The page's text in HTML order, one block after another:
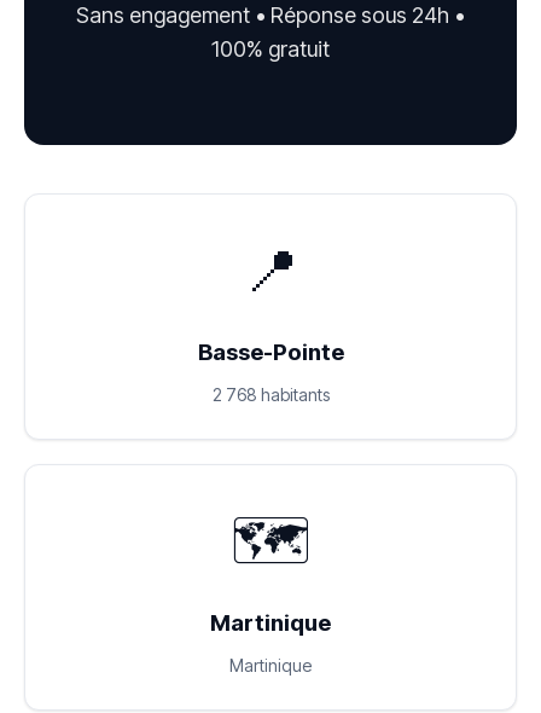
Sans engagement • Réponse sous 24h •
100% gratuit
📍
Basse-Pointe
2 768 habitants
🗺️
Martinique
Martinique